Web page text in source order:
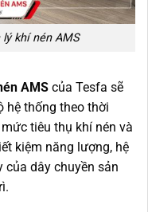
khí nén AMS
AMS của Tesfa sẽ
hệ thống theo thời
tiêu thụ khí nén và
kiệm năng lượng, hệ
dây chuyền sản